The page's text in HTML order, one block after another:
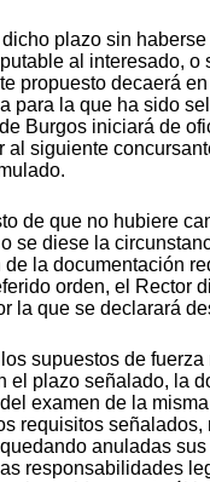
plazo sin
al interesado, o
propuesto decaerá
para la que ha sido
Burgos iniciará de
al siguiente
de que no hubiere
se diese la
de la documentación
orden, el Rector
la que se declarará
supuestos de fuerza
el plazo señalado, la
examen de la
requisitos señalados,
anuladas
responsabilidades